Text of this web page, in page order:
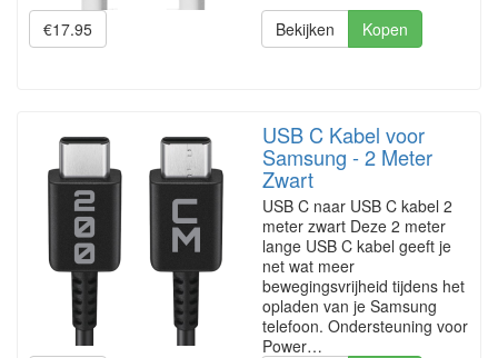
€17.95
Bekijken Kopen
USB C Kabel voor
Samsung - 2 Meter
Zwart
USB C naar USB C kabel 2
meter zwart Deze 2 meter
lange USB C kabel geeft je
net wat meer
bewegingsvrijheid tijdens het
opladen van je Samsung
telefoon. Ondersteuning voor
Power…